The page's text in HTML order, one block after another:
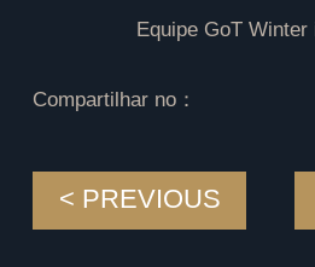
Equipe GoT
Compartilhar no：
< PREVIOUS